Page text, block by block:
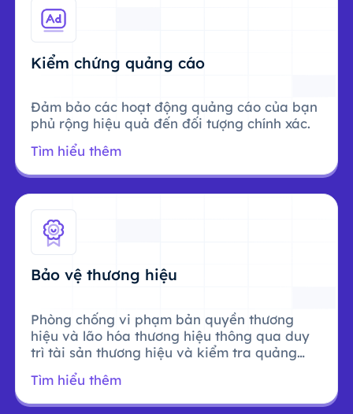
Kiểm chứng quảng cáo
Đảm bảo các hoạt động quảng cáo của bạn
phủ rộng hiệu quả đến đối tượng chính xác.
Tìm hiểu thêm
Bảo vệ thương hiệu
Phòng chống vi phạm bản quyền thương
hiệu và lão hóa thương hiệu thông qua duy
trì tài sản thương hiệu và kiểm tra quảng
Tìm hiểu thêm